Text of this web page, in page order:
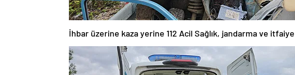
İhbar üzerine kaza yerine 112 Acil Sağlık, jandarma ve